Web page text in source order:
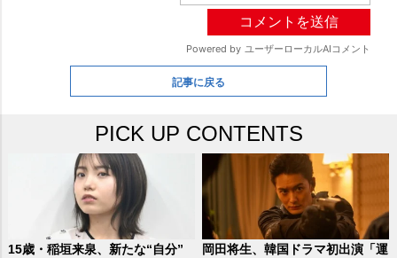
記事に戻る
PICK UP CONTENTS
15歳・稲垣来泉、新たな“自分”
岡田将生、韓国ドラマ初出演「運